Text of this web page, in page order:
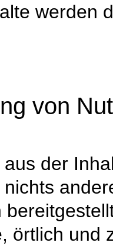
werden
von
der
örtlich und